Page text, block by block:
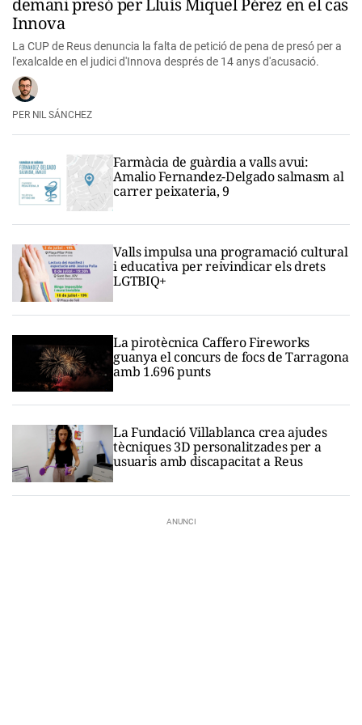
Innova
La CUP de Reus denuncia la falta de petició de pena de presó per a
l'exalcalde en el judici d'Innova després de 14 anys d'acusació.
NIL SÁNCHEZ
Farmàcia de guàrdia a valls avui:
Amalio Fernandez-Delgado salmasm al
carrer peixateria, 9
Valls impulsa una programació cultural
i educativa per reivindicar els drets
LGTBIQ+
La pirotècnica Caffero Fireworks
guanya el concurs de focs de Tarragona
amb 1.696 punts
La Fundació Villablanca crea ajudes
tècniques 3D personalitzades per a
usuaris amb discapacitat a Reus